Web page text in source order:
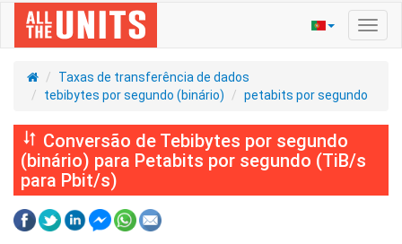
Taxas de transferência de dados
tebibytes por segundo (binário)
petabits por segundo
Conversão de Tebibytes por segundo
(binário) para Petabits por segundo (TiB/s
para Pbit/s)